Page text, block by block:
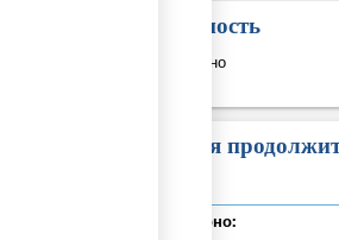
Стоимость
Бесплатно
Общая
Суммарно: